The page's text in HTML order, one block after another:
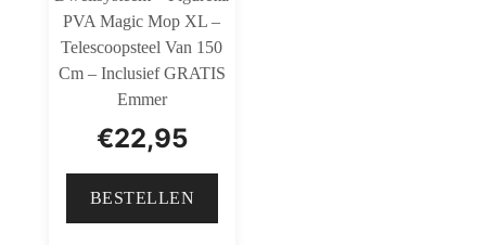
PVA Magic Mop XL –
Telescoopsteel Van 150
Cm – Inclusief GRATIS
Emmer
€22,95
BESTELLEN